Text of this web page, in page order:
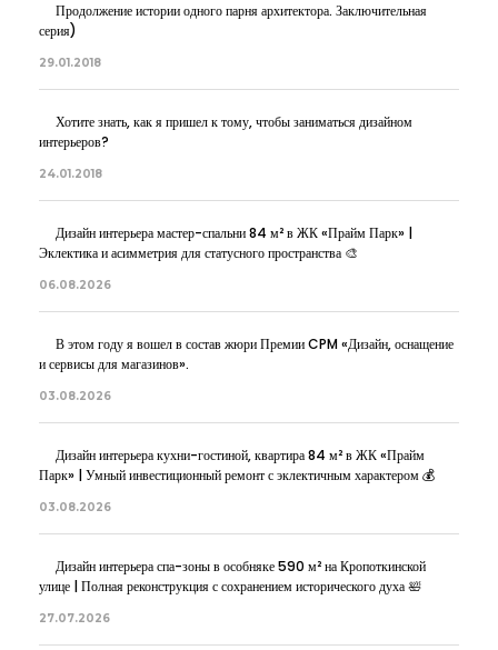
Продолжение истории одного парня архитектора. Заключительная
серия)
29.01.2018
Хотите знать, как я пришел к тому, чтобы заниматься дизайном
интерьеров?
24.01.2018
Дизайн интерьера мастер-спальни 84 м² в ЖК «Прайм Парк» |
Эклектика и асимметрия для статусного пространства 🎨
06.08.2026
В этом году я вошел в состав жюри Премии CPM «Дизайн, оснащение
и сервисы для магазинов».
03.08.2026
Дизайн интерьера кухни-гостиной, квартира 84 м² в ЖК «Прайм
Парк» | Умный инвестиционный ремонт с эклектичным характером 💰
03.08.2026
Дизайн интерьера спа-зоны в особняке 590 м² на Кропоткинской
улице | Полная реконструкция с сохранением исторического духа 🛀
27.07.2026